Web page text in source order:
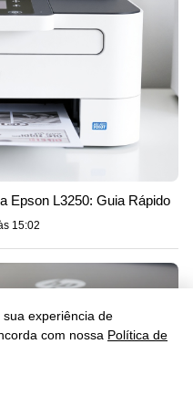
experiência de
com nossa Política de
Epson L3250: Guia Rápido
15:02